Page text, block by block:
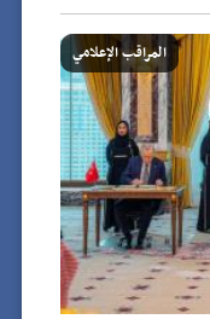
المراقب الإعلامي